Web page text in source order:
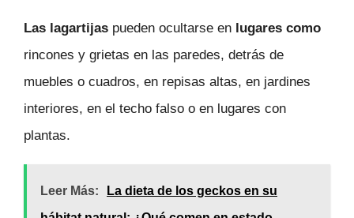
Las lagartijas pueden ocultarse en lugares como
rincones y grietas en las paredes, detrás de
muebles o cuadros, en repisas altas, en jardines
interiores, en el techo falso o en lugares con
plantas.
Leer Más:
La dieta de los geckos en su